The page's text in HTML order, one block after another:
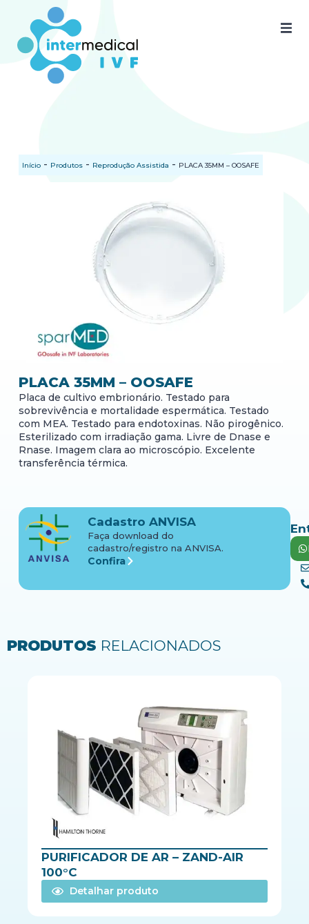
Home
SAC
Início - Produtos - Reprodução Assistida - PLACA 35MM – OOSAFE
PLACA 35MM – OOSAFE
Placa de cultivo embrionário. Testado para
sobrevivência e mortalidade espermática. Testado
com MEA. Testado para endotoxinas. Não pirogênico.
Esterilizado com irradiação gama. Livre de Dnase e
Rnase. Imagem clara ao microscópio. Excelente
transferência térmica.
Cadastro ANVISA
Faça download do
cadastro/registro na ANVISA.
Confira
PRODUTOS RELACIONADOS
PURIFICADOR DE AR – ZAND-AIR
100°C
Detalhar produto